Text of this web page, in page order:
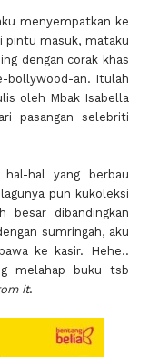
menyempatkan ke
pintu masuk, mataku
dengan corak khas
bollywood-an. Itulah
oleh Mbak Isabella
pasangan selebriti
hal yang berbau
pun kukoleksi
besar dibandingkan
sumringah, aku
ke kasir. Hehe..
melahap buku tsb
it.